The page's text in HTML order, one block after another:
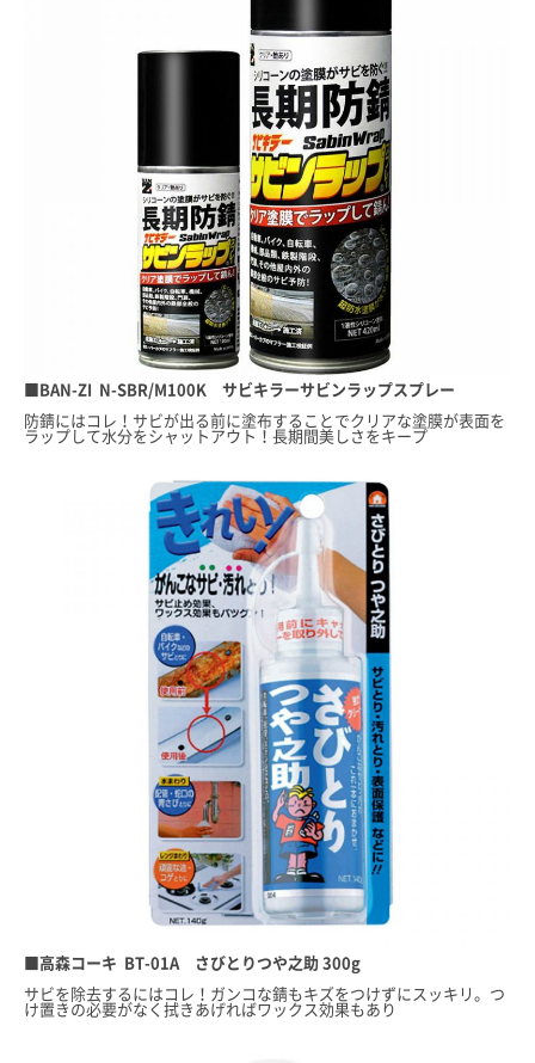
■BAN-ZI N-SBR/M100K サビキラーサビンラップスプレー
防錆にはコレ！サビが出る前に塗布することでクリアな塗膜が表面を
ラップして水分をシャットアウト！長期間美しさをキープ
■高森コーキ BT-01A さびとりつや之助 300g
サビを除去するにはコレ！ガンコな錆もキズをつけずにスッキリ。つ
け置きの必要がなく拭きあげればワックス効果もあり